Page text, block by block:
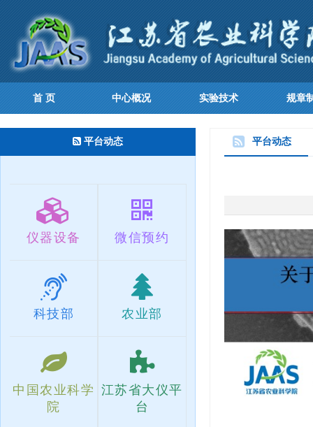
首 页 中心概况 实验技术 规章
平台动态
仪器设备 微信预约
科技部 农业部
中国农业科学
院
江苏省大仪平
台
平台动态